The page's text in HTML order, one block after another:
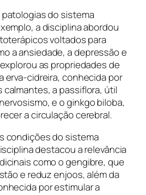
do sistema
a disciplina abordou
voltados para
a ansiedade, a depressão e
as propriedades de
erva-cidreira, conhecida por
calmantes, a passiflora, útil
e o ginkgo biloba,
a circulação cerebral.
condições do sistema
destacou a relevância
como o gengibre, que
e reduz enjoos, além da
por estimular a